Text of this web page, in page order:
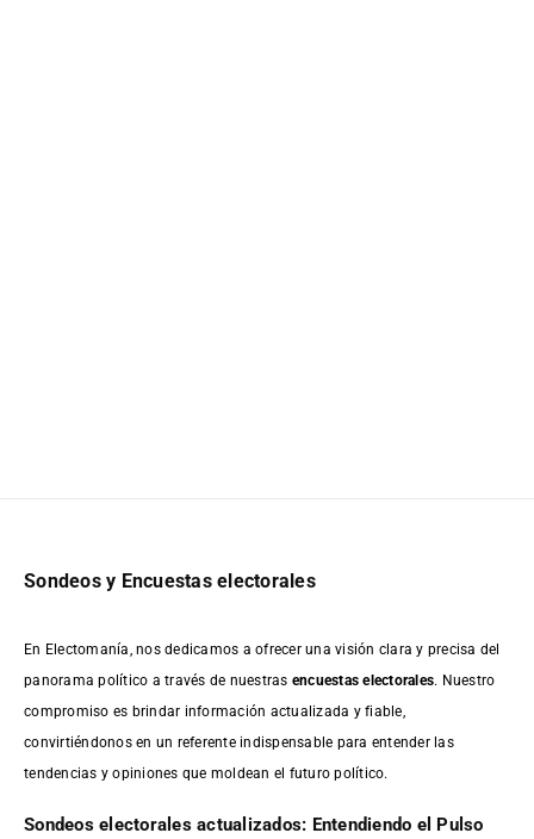
Sondeos y Encuestas electorales
En Electomanía, nos dedicamos a ofrecer una visión clara y precisa del
panorama político a través de nuestras encuestas electorales. Nuestro
compromiso es brindar información actualizada y fiable,
convirtiéndonos en un referente indispensable para entender las
tendencias y opiniones que moldean el futuro político.
Sondeos electorales actualizados: Entendiendo el Pulso